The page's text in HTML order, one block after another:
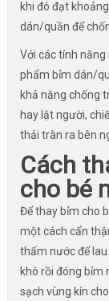
khi đó đạt
dán/quần để
Với các tính
phẩm bỉm dán/
khả năng chống
hay lật người,
thải tràn ra bên
Cách
cho bé
Để thay bỉm cho
một cách cẩn
thấm nước để
khô rồi đóng bỉm
sạch vùng kín